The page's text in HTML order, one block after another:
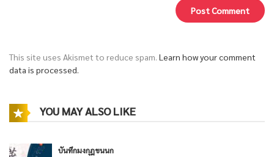
This site uses Akismet to reduce spam. Learn how your comment
data is processed.
YOU MAY ALSO LIKE
บันทึกมงกุฎขนนก